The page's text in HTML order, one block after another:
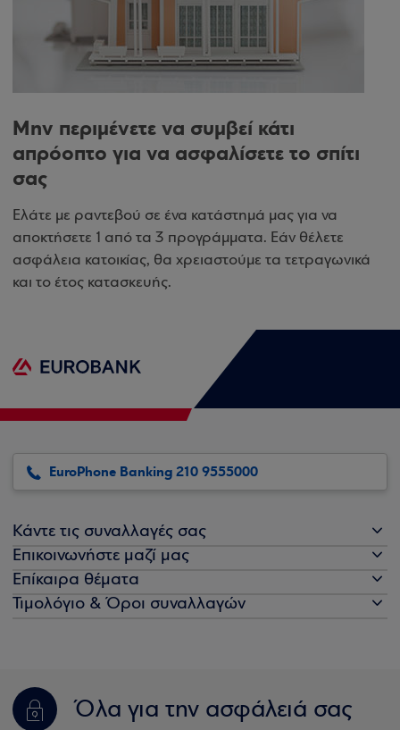
Μην περιμένετε να συμβεί κάτι
απρόοπτο για να ασφαλίσετε το σπίτι
σας
Ελάτε με ραντεβού σε ένα κατάστημά μας για να
αποκτήσετε 1 από τα 3 προγράμματα. Εάν θέλετε
ασφάλεια κατοικίας, θα χρειαστούμε τα τετραγωνικά
και το έτος κατασκευής.
EuroPhone Banking 210 9555000
Κάντε τις συναλλαγές σας
Επικοινωνήστε μαζί μας
Επίκαιρα θέματα
Τιμολόγιο & Όροι συναλλαγών
Όλα για την ασφάλειά σας